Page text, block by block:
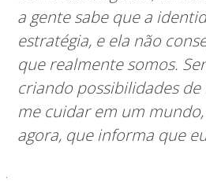
a gente sabe que a
estratégia, e ela não
que realmente somos.
criando possibilidades
me cuidar em um
agora, que informa que
.